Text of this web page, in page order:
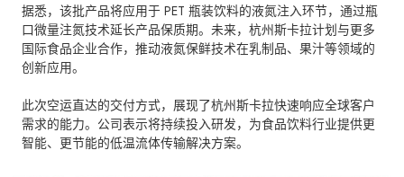
据悉，该批产品将应用于 PET 瓶装饮料的液氮注入环节，通过瓶
口微量注氮技术延长产品保质期。未来，杭州斯卡拉计划与更多
国际食品企业合作，推动液氮保鲜技术在乳制品、果汁等领域的
创新应用。
此次空运直达的交付方式，展现了杭州斯卡拉快速响应全球客户
需求的能力。公司表示将持续投入研发，为食品饮料行业提供更
智能、更节能的低温流体传输解决方案。